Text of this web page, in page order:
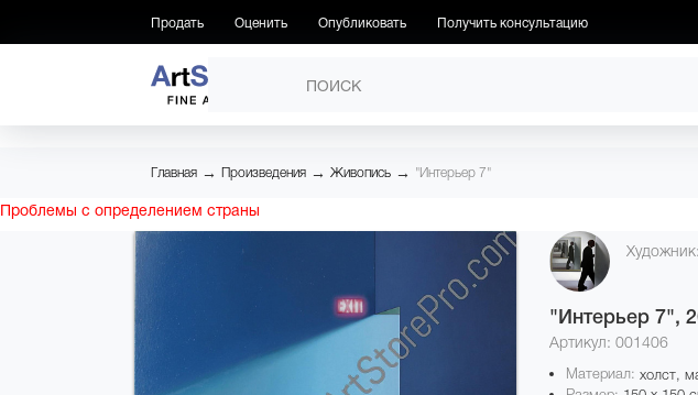
Продать Оценить Опубликовать Получить консультацию
ПРОИЗВЕДЕНИЯ
Главная → Произведения → Живопись → "Интерьер 7"
Проблемы с определением страны
Художник:
"Интерьер 7",
Артикул: 001406
Материал: холст,